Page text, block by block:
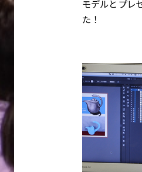
モデルとプレ
た！